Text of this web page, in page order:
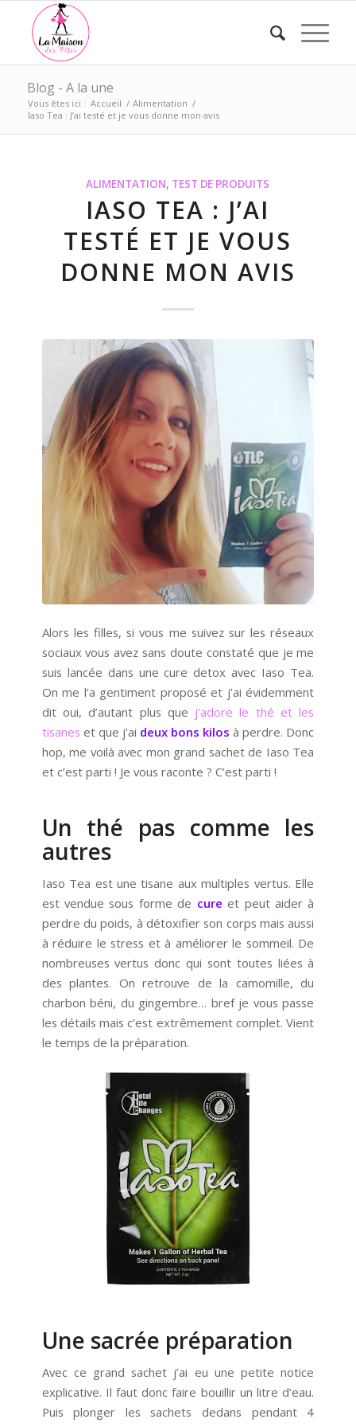
Blog - A la une
Vous êtes ici : Accueil / Alimentation /
Iaso Tea : J’ai testé et je vous donne mon avis
ALIMENTATION, TEST DE PRODUITS
IASO TEA : J’AI
TESTÉ ET JE VOUS
DONNE MON AVIS
Alors les filles, si vous me suivez sur les réseaux
sociaux vous avez sans doute constaté que je me
suis lancée dans une cure detox avec Iaso Tea.
On me l’a gentiment proposé et j’ai évidemment
dit oui, d’autant plus que j’adore le thé et les
tisanes et que j’ai deux bons kilos à perdre. Donc
hop, me voilà avec mon grand sachet de Iaso Tea
et c’est parti ! Je vous raconte ? C’est parti !
Un thé pas comme les
autres
Iaso Tea est une tisane aux multiples vertus. Elle
est vendue sous forme de cure et peut aider à
perdre du poids, à détoxifier son corps mais aussi
à réduire le stress et à améliorer le sommeil. De
nombreuses vertus donc qui sont toutes liées à
des plantes. On retrouve de la camomille, du
charbon béni, du gingembre… bref je vous passe
les détails mais c’est extrêmement complet. Vient
le temps de la préparation.
Une sacrée préparation
Avec ce grand sachet j’ai eu une petite notice
explicative. Il faut donc faire bouillir un litre d’eau.
Puis plonger les sachets dedans pendant 4